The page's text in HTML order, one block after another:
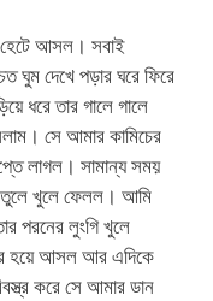
হেটে আসল। সবাই
ঘুম দেখে পড়ার ঘরে ফিরে
ধরে তার গালে গালে
সে আমার কামিচের
লাগল। সামান্য সময়
তুলে খুলে ফেলল। আমি
পরনের লুংগি খুলে
হয়ে আসল আর এদিকে
করে সে আমার ডান